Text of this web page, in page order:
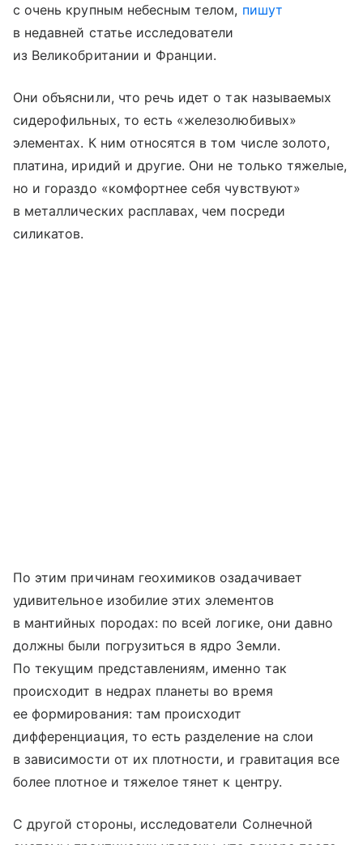
с очень крупным небесным телом, пишут
в недавней статье исследователи
из Великобритании и Франции.
Они объяснили, что речь идет о так называемых
сидерофильных, то есть «железолюбивых»
элементах. К ним относятся в том числе золото,
платина, иридий и другие. Они не только тяжелые,
но и гораздо «комфортнее себя чувствуют»
в металлических расплавах, чем посреди
силикатов.
По этим причинам геохимиков озадачивает
удивительное изобилие этих элементов
в мантийных породах: по всей логике, они давно
должны были погрузиться в ядро Земли.
По текущим представлениям, именно так
происходит в недрах планеты во время
ее формирования: там происходит
дифференциация, то есть разделение на слои
в зависимости от их плотности, и гравитация все
более плотное и тяжелое тянет к центру.
С другой стороны, исследователи Солнечной